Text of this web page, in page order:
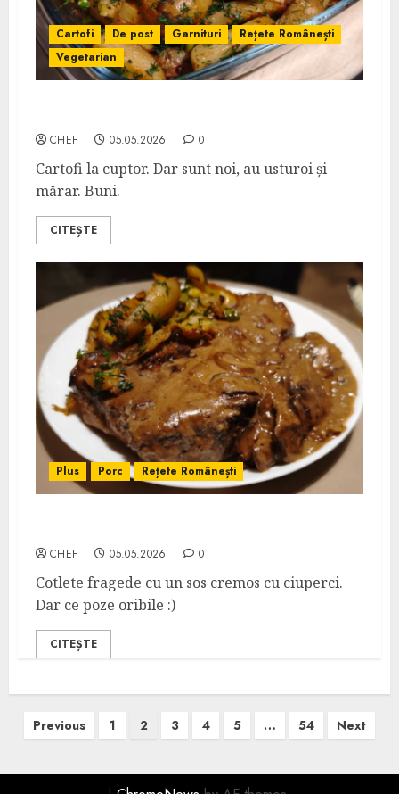
Cartofi De post Garnituri
Rețete Românești
Vegetarian
CHEF 05.05.2026 0
Cartofi la cuptor. Dar sunt noi, au usturoi și
mărar. Buni.
CITEȘTE
Plus Porc Rețete Românești
CHEF 05.05.2026 0
Cotlete fragede cu un sos cremos cu ciuperci.
Dar ce poze oribile :)
CITEȘTE
Posts
Previous 1 2 3 4 5 … 54 Next